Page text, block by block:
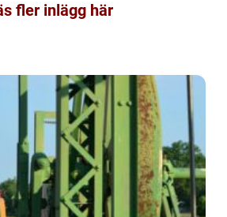
fler inlägg här